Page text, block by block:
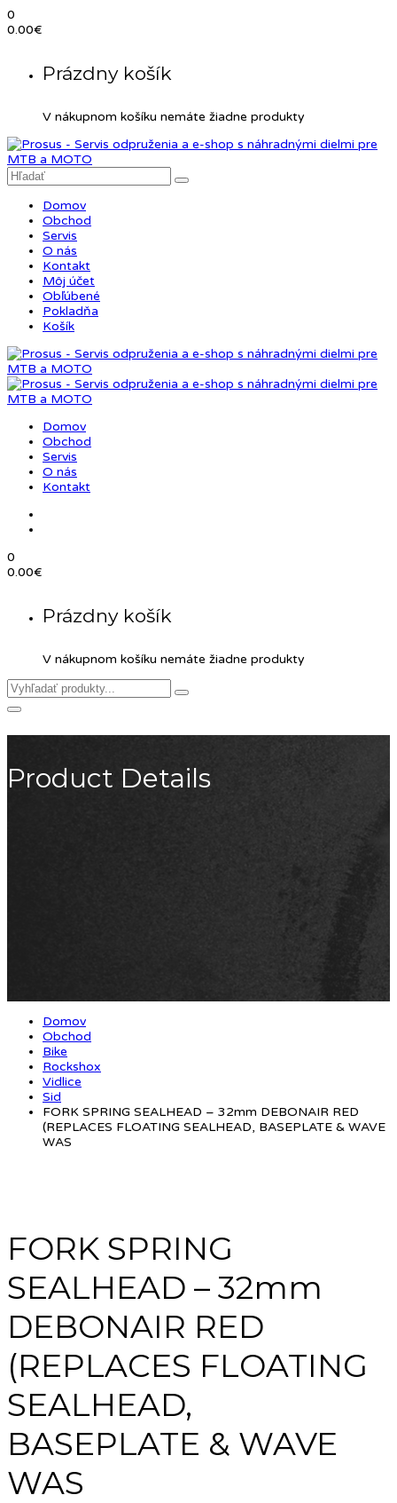
0
0.00€
Prázdny košík
V nákupnom košíku nemáte žiadne produkty
Domov
Obchod
Servis
O nás
Kontakt
Môj účet
Obľúbené
Pokladňa
Košík
Domov
Obchod
Servis
O nás
Kontakt
0
0.00€
Prázdny košík
V nákupnom košíku nemáte žiadne produkty
Product Details
Domov
Obchod
Bike
Rockshox
Vidlice
Sid
FORK SPRING SEALHEAD – 32mm DEBONAIR RED
(REPLACES FLOATING SEALHEAD, BASEPLATE & WAVE
WAS
FORK SPRING
SEALHEAD – 32mm
DEBONAIR RED
(REPLACES FLOATING
SEALHEAD,
BASEPLATE & WAVE
WAS